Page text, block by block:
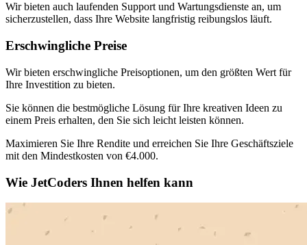
Wir bieten auch laufenden Support und Wartungsdienste an, um
sicherzustellen, dass Ihre Website langfristig reibungslos läuft.
Erschwingliche Preise
Wir bieten erschwingliche Preisoptionen, um den größten Wert für
Ihre Investition zu bieten.
Sie können die bestmögliche Lösung für Ihre kreativen Ideen zu
einem Preis erhalten, den Sie sich leicht leisten können.
Maximieren Sie Ihre Rendite und erreichen Sie Ihre Geschäftsziele
mit den Mindestkosten von €4.000.
Wie JetCoders Ihnen helfen kann